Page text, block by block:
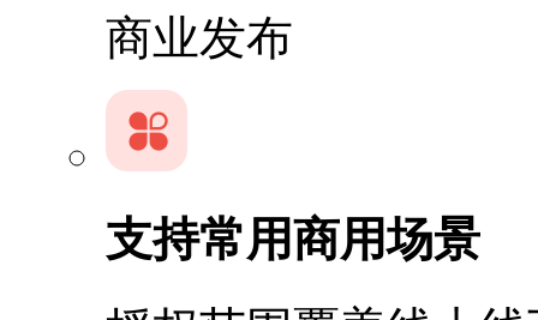
商业发布
支持常用商用场景